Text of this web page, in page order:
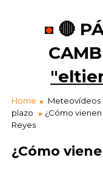
🔴
Home Meteovídeos
plazo
¿Cómo vienen
Reyes
¿Cómo